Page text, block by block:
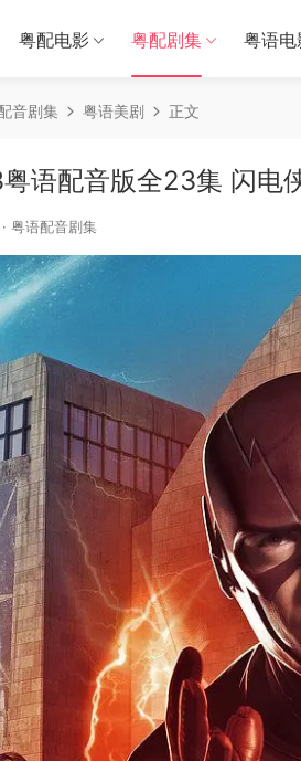
粤配电影 粤配剧集 粤语电
音剧集 粤语美剧 正文
语配音版全23集 闪电
· 粤语配音剧集